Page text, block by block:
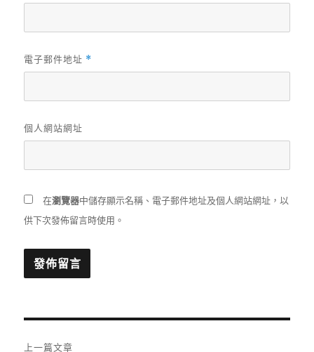
電子郵件地址 *
個人網站網址
在瀏覽器中儲存顯示名稱、電子郵件地址及個人網站網址，以
供下次發佈留言時使用。
上一篇文章